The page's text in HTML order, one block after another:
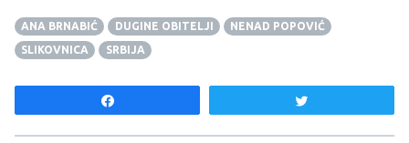
ANA BRNABIĆ DUGINE OBITELJI
NENAD POPOVIĆ
SLIKOVNICA
SRBIJA